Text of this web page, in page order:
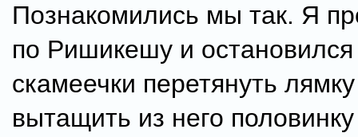
Познакомились мы так. Я
по Ришикешу и остановился
скамеечки перетянуть
вытащить из него половинку